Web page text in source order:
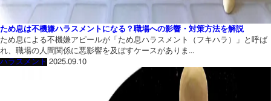
ため息は不機嫌ハラスメントになる？職場への影響・対策方法を解説
ため息による不機嫌アピールが「ため息ハラスメント（フキハラ）」と呼ば
れ、職場の人間関係に悪影響を及ぼすケースがありま...
ハラスメント 2025.09.10